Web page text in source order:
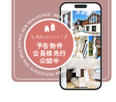
早めにチェック！
予告物件
会員様先行
公開中